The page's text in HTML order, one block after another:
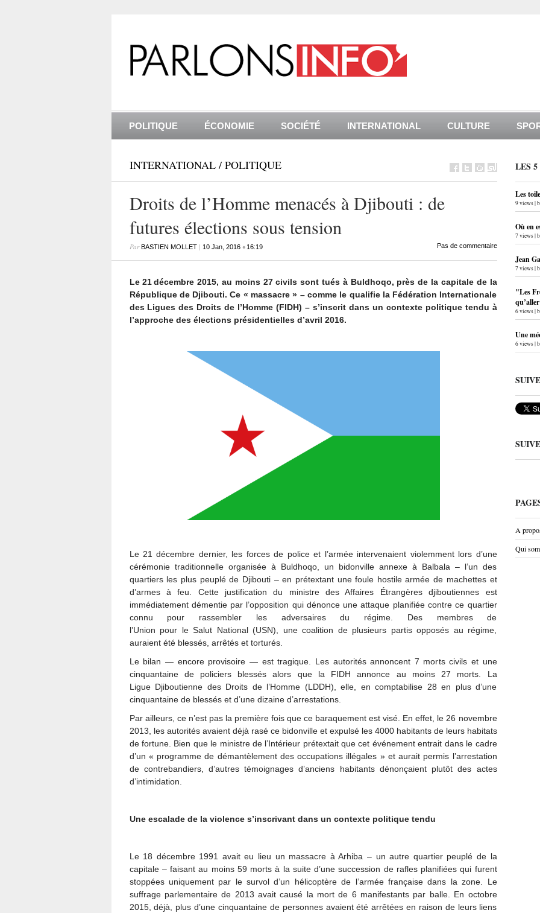
POLITIQUE ÉCONOMIE SOCIÉTÉ INTERNATIONAL CULTURE
INTERNATIONAL / POLITIQUE
Droits de l’Homme menacés à Djibouti : de
futures élections sous tension
ParBASTIEN MOLLET| 10 Jan, 2016• 16:19 Pas de commentaire
Le 21 décembre 2015, au moins 27 civils sont tués à Buldhoqo, près de la capitale de la
République de Djibouti. Ce « massacre » – comme le qualifie la Fédération Internationale
des Ligues des Droits de l’Homme (FIDH) – s’inscrit dans un contexte politique tendu à
l’approche des élections présidentielles d’avril 2016.
Le 21 décembre dernier, les forces de police et l’armée intervenaient violemment lors d’une
cérémonie traditionnelle organisée à Buldhoqo, un bidonville annexe à Balbala – l’un des
quartiers les plus peuplé de Djibouti – en prétextant une foule hostile armée de machettes et
d’armes à feu. Cette justification du ministre des Affaires Étrangères djiboutiennes est
immédiatement démentie par l’opposition qui dénonce une attaque planifiée contre ce quartier
connu pour rassembler les adversaires du régime. Des membres de
l’Union pour le Salut National (USN), une coalition de plusieurs partis opposés au régime,
auraient été blessés, arrêtés et torturés.
Le bilan — encore provisoire — est tragique. Les autorités annoncent 7 morts civils et une
cinquantaine de policiers blessés alors que la FIDH annonce au moins 27 morts. La
Ligue Djiboutienne des Droits de l’Homme (LDDH), elle, en comptabilise 28 en plus d’une
cinquantaine de blessés et d’une dizaine d’arrestations.
Par ailleurs, ce n’est pas la première fois que ce baraquement est visé. En effet, le 26 novembre
2013, les autorités avaient déjà rasé ce bidonville et expulsé les 4000 habitants de leurs habitats
de fortune. Bien que le ministre de l’Intérieur prétextait que cet événement entrait dans le cadre
d’un « programme de démantèlement des occupations illégales » et aurait permis l’arrestation
de contrebandiers, d’autres témoignages d’anciens habitants dénonçaient plutôt des actes
d’intimidation.
Une escalade de la violence s’inscrivant dans un contexte politique tendu
Le 18 décembre 1991 avait eu lieu un massacre à Arhiba – un autre quartier peuplé de la
capitale – faisant au moins 59 morts à la suite d’une succession de rafles planifiées qui furent
stoppées uniquement par le survol d’un hélicoptère de l’armée française dans la zone. Le
suffrage parlementaire de 2013 avait causé la mort de 6 manifestants par balle. En octobre
2015, déjà, plus d’une cinquantaine de personnes avaient été arrêtées en raison de leurs liens
LES
Les
9 views|
Où en
7 views|
Jean
7 views|
"Les
6 views|
Une
6 views|
A
Qui